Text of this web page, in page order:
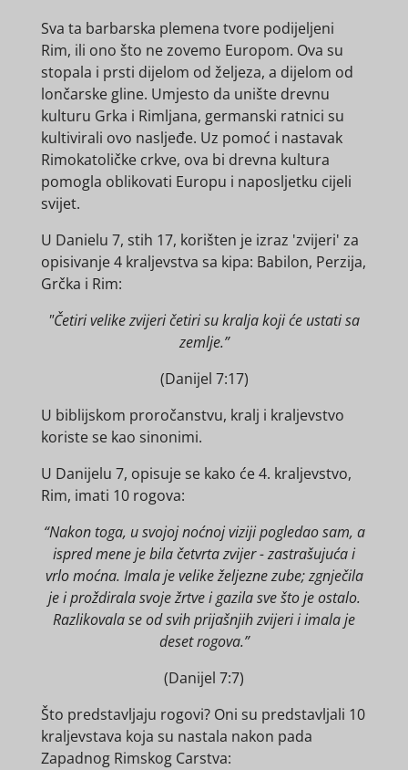
Sva ta barbarska plemena tvore podijeljeni
Rim, ili ono što ne zovemo Europom. Ova su
stopala i prsti dijelom od željeza, a dijelom od
lončarske gline. Umjesto da unište drevnu
kulturu Grka i Rimljana, germanski ratnici su
kultivirali ovo nasljeđe. Uz pomoć i nastavak
Rimokatoličke crkve, ova bi drevna kultura
pomogla oblikovati Europu i naposljetku cijeli
svijet.
U Danielu 7, stih 17, korišten je izraz 'zvijeri' za
opisivanje 4 kraljevstva sa kipa: Babilon, Perzija,
Grčka i Rim:
"Četiri velike zvijeri četiri su kralja koji će ustati sa
zemlje.”
(Danijel 7:17)
U biblijskom proročanstvu, kralj i kraljevstvo
koriste se kao sinonimi.
U Danijelu 7, opisuje se kako će 4. kraljevstvo,
Rim, imati 10 rogova:
“Nakon toga, u svojoj noćnoj viziji pogledao sam, a
ispred mene je bila četvrta zvijer - zastrašujuća i
vrlo moćna. Imala je velike željezne zube; zgnječila
je i proždirala svoje žrtve i gazila sve što je ostalo.
Razlikovala se od svih prijašnjih zvijeri i imala je
deset rogova.”
(Danijel 7:7)
Što predstavljaju rogovi? Oni su predstavljali 10
kraljevstava koja su nastala nakon pada
Zapadnog Rimskog Carstva: